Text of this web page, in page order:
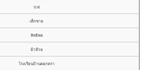
ป.๕
เด็กชาย
สิทธิพล
ม้าห้วย
โรงเรียนบ้านตอกตรา